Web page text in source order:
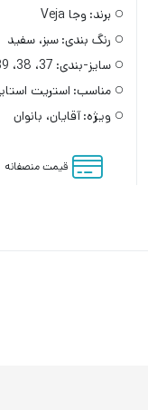
برند: وجا Veja
رنگ بندی: سبز، سفید
سایز-بندی: 37، 38، 39، 40، 41، 42، 43، 44، 45
مناسب: استریت
ویژه:آقایان، بانوان
قیمت منصفانه